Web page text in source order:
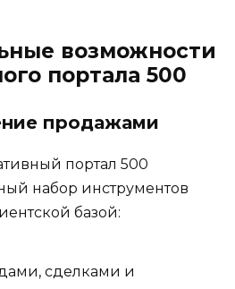
возможности
портала 500
продажами
портал 500
набор инструментов
базой:
сделками и